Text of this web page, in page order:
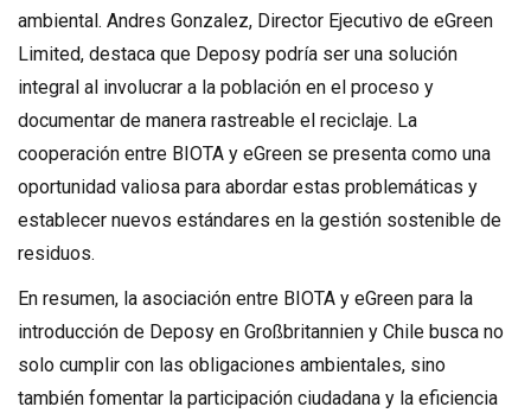
ambiental. Andres Gonzalez, Director Ejecutivo de eGreen
Limited, destaca que Deposy podría ser una solución
integral al involucrar a la población en el proceso y
documentar de manera rastreable el reciclaje. La
cooperación entre BIOTA y eGreen se presenta como una
oportunidad valiosa para abordar estas problemáticas y
establecer nuevos estándares en la gestión sostenible de
residuos.
En resumen, la asociación entre BIOTA y eGreen para la
introducción de Deposy en Großbritannien y Chile busca no
solo cumplir con las obligaciones ambientales, sino
también fomentar la participación ciudadana y la eficiencia